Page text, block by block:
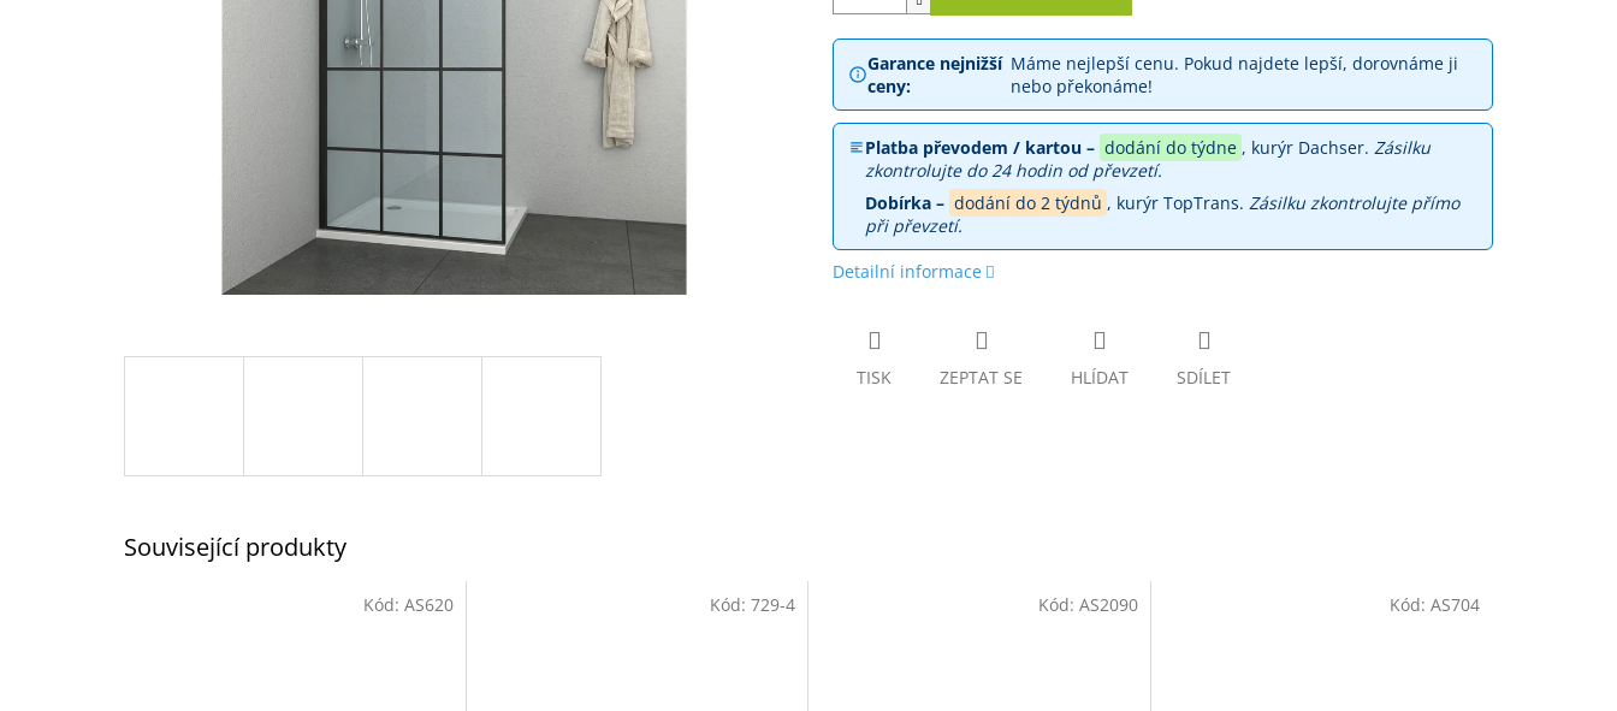
Garance nejnižší
ceny:
Máme nejlepší cenu. Pokud najdete lepší, dorovnáme ji
nebo překonáme!
Platba převodem / kartou – dodání do týdne , kurýr Dachser.Zásilku
zkontrolujte do 24 hodin od převzetí.
Dobírka – dodání do 2 týdnů , kurýr TopTrans.Zásilku zkontrolujte přímo
při převzetí.
Detailní informace
TISK ZEPTAT SE HLÍDAT SDÍLET
Související produkty
Kód: AS620 Kód: 729-4 Kód: AS2090 Kód: AS704